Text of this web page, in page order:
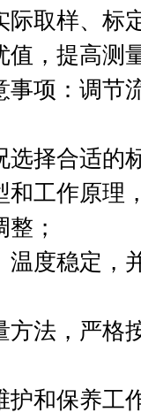
际取样、标
值，提高测
项：调节
择合适的
工作原理
；
度稳定，
法，严格
和保养工